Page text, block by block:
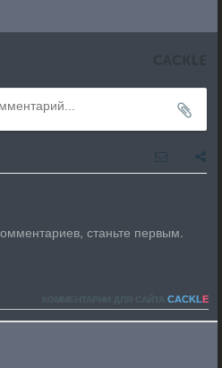
станьте первым.
CACKLE